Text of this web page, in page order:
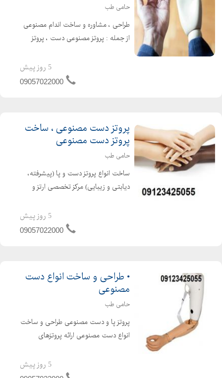
حامی طب
طراحی ، مشاوره و ساخت اندام مصنوعی
از جمله : پروتز مصنوعی دست ، پروتز
کلینیک ارتوپدی حامی طب (ارتوز و
پروتز) تماس با حامی طب حامی تب :
5 روز پیش
09057022000
پروتز دست مصنوعی ، ساخت
پروتز دست مصنوعی
حامی طب
ساخت انواع پروتز دست و پا (پیشرفته،
دیابتی و زیبایی) مرکز تخصصی ارتز و
شده است . این مرکز با بهره گیری از
کادری مجرب و متخصص و با استفاده از
5 روز پیش
09057022000
• طراحی و ساخت انواع دست
مصنوعی
حامی طب
پروتز پا و دست مصنوعی طراحی و ساخت
انواع دست مصنوعی ارائه پروتزهای
که به تازگی قطع عضو ( آمپوتاسیون )
نموده اند . گذراندن دوره آموزشی جهت
5 روز پیش